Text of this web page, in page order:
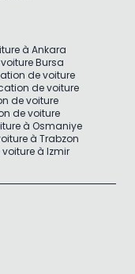
à Ankara
Bursa
de voiture
de voiture
de voiture
de voiture
à Osmaniye
à Trabzon
à Izmir